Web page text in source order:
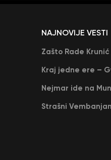
NAJNOVIJE VESTI